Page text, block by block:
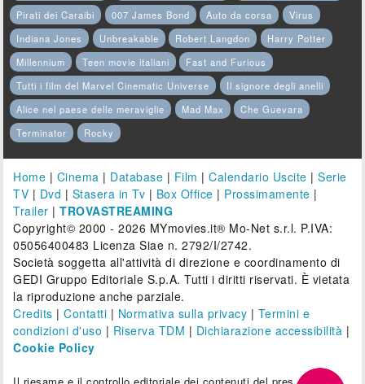
Pirati dei Caraibi
007 James Bond Auto da corsa
Virus
Indiana Jones
Unbreakable Robert Langdon
Harry Potter
Millennium
Teen movie italiani
Fast and Furious
Tutti i film del Marvel Cinematic Universe
Il signore degli anelli
Alice nel paese delle meraviglie
Mad Max
Che Guevara
Terminator
Rocky
Home | Cinema | Database | Film |Calendario Uscite |Serie
TV | Dvd | Stasera in Tv | Box Office | Prossimamente |
Trailer |TROVASTREAMING
Copyright© 2000 - 2026 MYmovies.it® Mo-Net s.r.l. P.IVA:
05056400483 Licenza Siae n. 2792/I/2742.
Società soggetta all'attività di direzione e coordinamento di
GEDI Gruppo Editoriale S.p.A. Tutti i diritti riservati. È vietata
la riproduzione anche parziale.
Credits |Contatti | Normativa sulla privacy | Termini e
condizioni d'uso | Riserva TDM | Dichiarazione accessibilità |
Cookie Policy